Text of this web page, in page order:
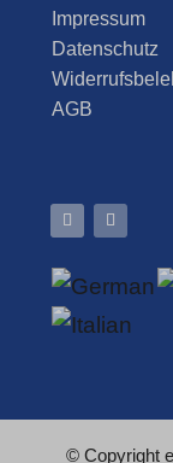
Impressum
Datenschutz
AGB
© Copyright